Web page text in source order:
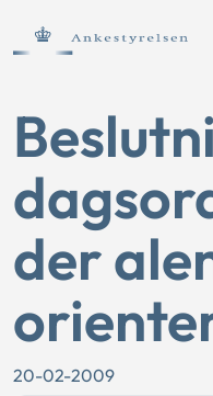
der
20-02-2009